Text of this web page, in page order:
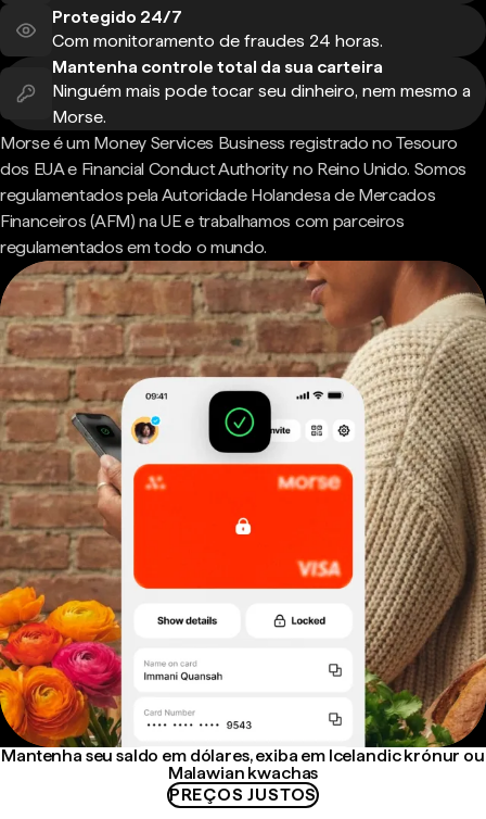
Protegido 24/7
Com monitoramento de fraudes 24 horas.
Mantenha controle total da sua carteira
Ninguém mais pode tocar seu dinheiro, nem mesmo a
Morse.
Morse é um Money Services Business registrado no Tesouro
dos EUA e Financial Conduct Authority no Reino Unido. Somos
regulamentados pela Autoridade Holandesa de Mercados
Financeiros (AFM) na UE e trabalhamos com parceiros
regulamentados em todo o mundo.
Mantenha seu saldo em dólares, exiba em Icelandic krónur ou
Malawian kwachas
PREÇOS JUSTOS